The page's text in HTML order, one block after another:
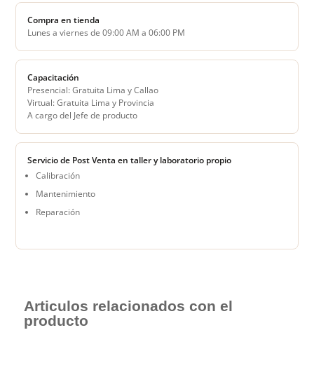
Compra en tienda
Lunes a viernes de 09:00 AM a 06:00 PM
Capacitación
Presencial: Gratuita Lima y Callao
Virtual: Gratuita Lima y Provincia
A cargo del Jefe de producto
Servicio de Post Venta en taller y laboratorio propio
Calibración
Mantenimiento
Reparación
Articulos relacionados con el
producto